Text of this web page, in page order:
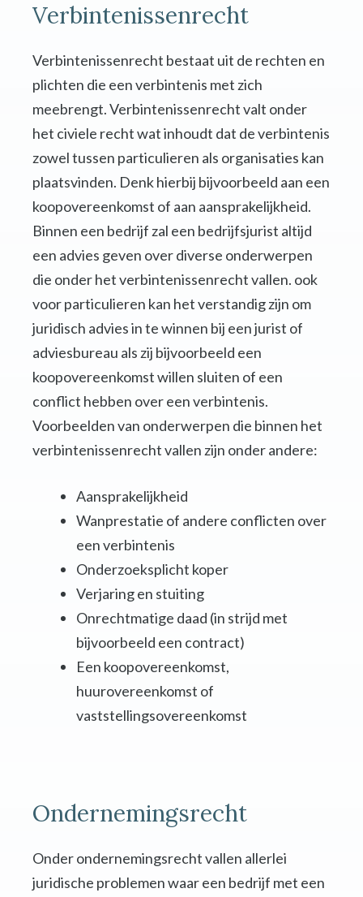
Verbintenissenrecht
Verbintenissenrecht bestaat uit de rechten en
plichten die een verbintenis met zich
meebrengt. Verbintenissenrecht valt onder
het civiele recht wat inhoudt dat de verbintenis
zowel tussen particulieren als organisaties kan
plaatsvinden. Denk hierbij bijvoorbeeld aan een
koopovereenkomst of aan aansprakelijkheid.
Binnen een bedrijf zal een bedrijfsjurist altijd
een advies geven over diverse onderwerpen
die onder het verbintenissenrecht vallen. ook
voor particulieren kan het verstandig zijn om
juridisch advies in te winnen bij een jurist of
adviesbureau als zij bijvoorbeeld een
koopovereenkomst willen sluiten of een
conflict hebben over een verbintenis.
Voorbeelden van onderwerpen die binnen het
verbintenissenrecht vallen zijn onder andere:
Aansprakelijkheid
Wanprestatie of andere conflicten over
een verbintenis
Onderzoeksplicht koper
Verjaring en stuiting
Onrechtmatige daad (in strijd met
bijvoorbeeld een contract)
Een koopovereenkomst,
huurovereenkomst of
vaststellingsovereenkomst
Ondernemingsrecht
Onder ondernemingsrecht vallen allerlei
juridische problemen waar een bedrijf met een